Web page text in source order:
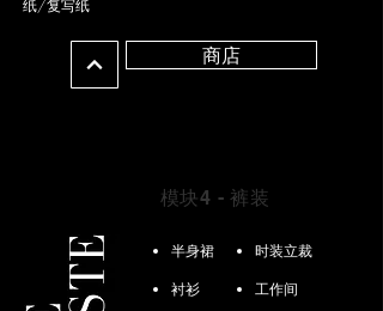
纸/复写纸
商店
模块4 - 裤装
半身裙
时装立裁
衬衫
工作间